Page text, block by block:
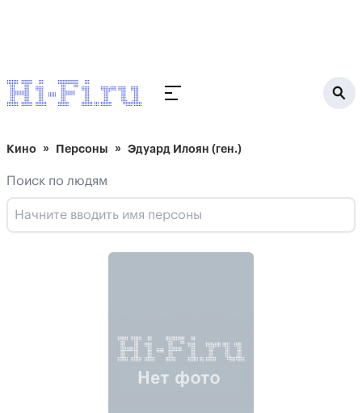
Кино Персоны Эдуард Илоян (ген.)
Поиск по людям